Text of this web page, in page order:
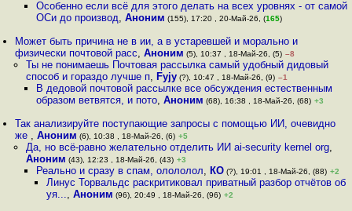
Особенно если всё для этого делать на всех уровнях - от самой
ОСи до производ, Аноним (155), 17:20 , 20-Май-26, (165)
Может быть причина не в ии, а в устаревшей и морально и
физически почтовой расс,Аноним (5), 10:37 , 18-Май-26, (5) –8
Ты не понимаешь Почтовая рассылка самый удобный дидовый
способ и гораздо лучше п, Fyjy(?), 10:47 , 18-Май-26, (9) –1
В дедовой почтовой рассылке все обсуждения естественным
образом ветвятся, и пото, Аноним (68), 16:38 , 18-Май-26, (68) +3
Так анализируйте поступающие запросы с помощью ИИ, очевидно
же ,Аноним (6), 10:38 , 18-Май-26, (6) +5
Да, но всё-равно желательно отделить ИИ ai-security kernel org,
Аноним (43), 12:23 , 18-Май-26, (43) +3
Реально и сразу в спам, олололол, КО(?), 19:01 , 18-Май-26, (88) +2
Линус Торвальдс раскритиковал приватный разбор отчётов об
уя...,Аноним (96), 20:49 , 18-Май-26, (96) +2